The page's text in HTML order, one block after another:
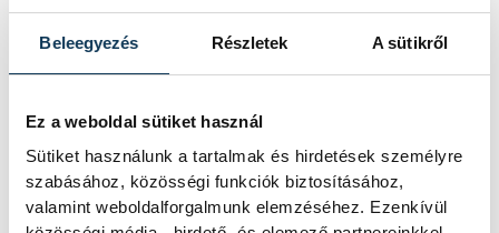
Beleegyezés Részletek A sütikről
Ez a weboldal sütiket használ
Sütiket használunk a tartalmak és hirdetések személyre
szabásához, közösségi funkciók biztosításához,
valamint weboldalforgalmunk elemzéséhez. Ezenkívül
Betlehem Dávid azt mondta, kiváló
formában érzi magát, a sikere
kulcsának pedig azt tartja, hogy
bronzérmes nyíltvízi úszó a magyar
pénteken a párizsi vizes Európa-
bajnokságon azzal, hogy megnyerte a
kieséses versenyt.